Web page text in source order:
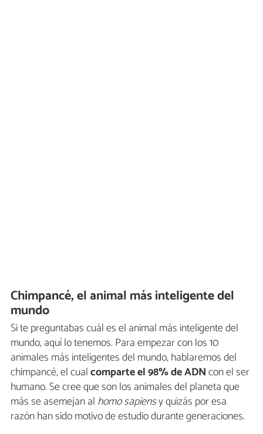
Chimpancé, el animal más inteligente del
mundo
Si te preguntabas cuál es el animal más inteligente del
mundo, aquí lo tenemos. Para empezar con los 10
animales más inteligentes del mundo, hablaremos del
chimpancé, el cualcomparte el 98% de ADNcon el ser
humano. Se cree que son los animales del planeta que
más se asemejan al homo sapiensy quizás por esa
razón han sido motivo de estudio durante generaciones.